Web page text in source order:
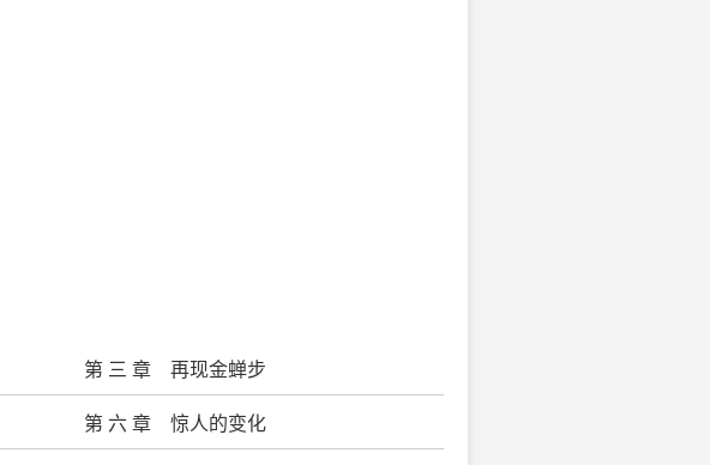
第 三 章 再现金蝉步
第 六 章 惊人的变化